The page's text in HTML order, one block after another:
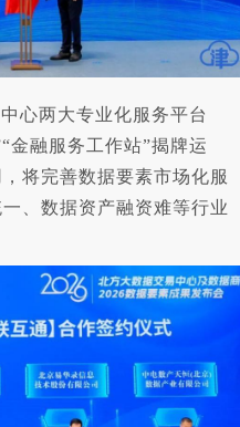
心两大专业化服务平台
融服务工作站”揭牌运
将完善数据要素市场化服
、数据资产融资难等行业